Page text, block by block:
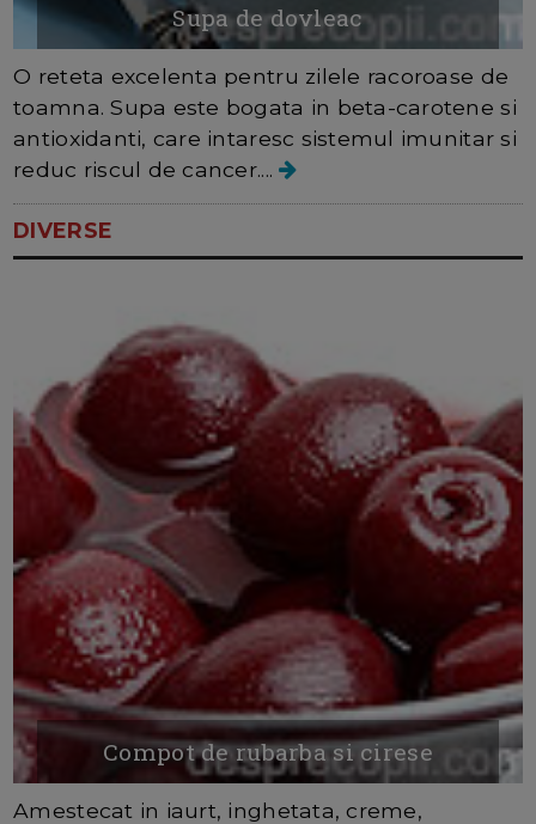
Supa de dovleac
O reteta excelenta pentru zilele racoroase de
toamna. Supa este bogata in beta-carotene si
antioxidanti, care intaresc sistemul imunitar si
reduc riscul de cancer....
DIVERSE
Compot de rubarba si cirese
Amestecat in iaurt, inghetata, creme,